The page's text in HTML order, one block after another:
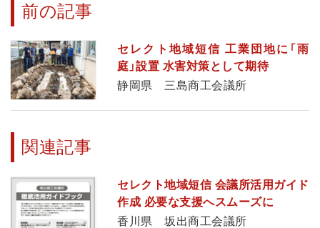
前の記事
セレクト地域短信 工業団地に「雨
庭」設置 水害対策として期待
静岡県 三島商工会議所
関連記事
セレクト地域短信 会議所活用ガイド
作成 必要な支援へスムーズに
香川県 坂出商工会議所